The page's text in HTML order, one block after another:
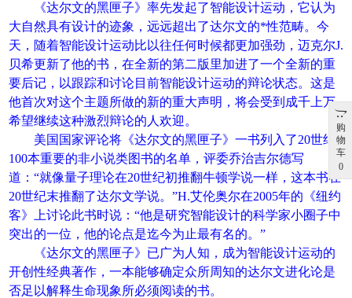
《达尔文的黑匣子》率先发起了智能设计运动，它认为
大自然具有设计的迹象，远远超出了达尔文的*性范畴。今
天，随着智能设计运动比以往任何时候都更加强劲，迈克尔J.
贝希更新了他的书，在全新的第二版里加进了一个全新的重
要后记，以跟踪和讨论目前智能设计运动的辩论状态。这是
他首次对这个主题所做的新的重大声明，将会受到成千上万
希望继续这种激烈辩论的人欢迎。
美国国家评论将《达尔文的黑匣子》一书列入了20世纪
100本重要的非小说类图书的名单，评委乔治吉尔德写
道：“就像量子理论在20世纪初推翻牛顿学说一样，这本书在
20世纪末推翻了达尔文学说。”H.艾伦奥尔在2005年的《纽约
客》上讨论此书时说：“他是研究智能设计的科学家小圈子中
突出的一位，他的论点是迄今为止最有名的。”
《达尔文的黑匣子》已广为人知，成为智能设计运动的
开创性经典著作，一本能够确定众所周知的达尔文进化论是
否足以解释生命现象所必须阅读的书。
购
物
车
0